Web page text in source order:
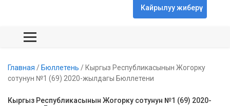
Кайрылуу жиберүү
Главная / Бюллетень / Кыргыз Республикасынын Жогорку
сотунун №1 (69) 2020-жылдагы Бюллетени
Кыргыз Республикасынын Жогорку сотунун №1 (69) 2020-